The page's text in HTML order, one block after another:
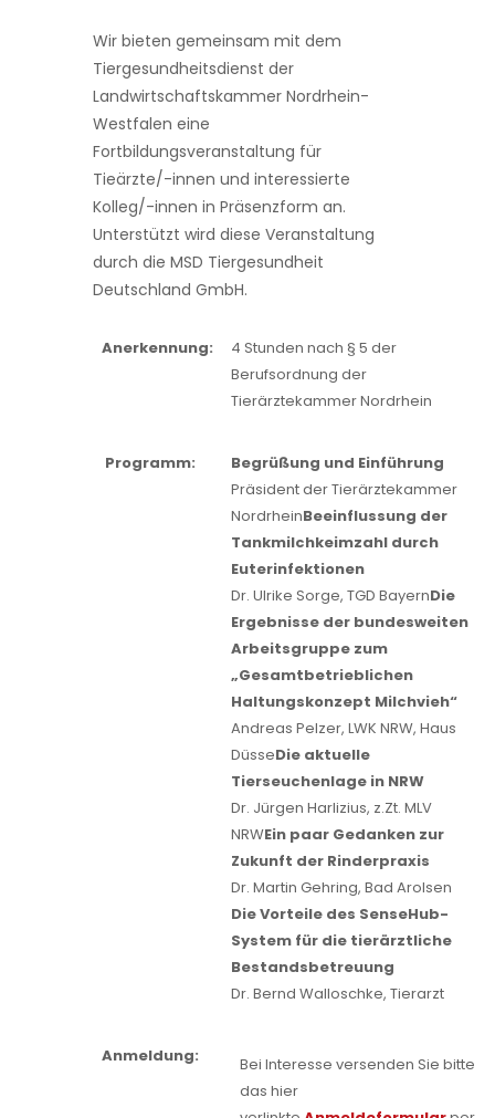
Wir bieten gemeinsam mit dem
Tiergesundheitsdienst der
Landwirtschaftskammer Nordrhein-
Westfalen eine
Fortbildungsveranstaltung für
Tieärzte/-innen und interessierte
Kolleg/-innen in Präsenzform an.
Unterstützt wird diese Veranstaltung
durch die MSD Tiergesundheit
Deutschland GmbH.
Anerkennung:
4 Stunden nach § 5 der
Berufsordnung der
Tierärztekammer Nordrhein
Programm:
Begrüßung und Einführung
Präsident der Tierärztekammer
NordrheinBeeinflussung der
Tankmilchkeimzahl durch
Euterinfektionen
Dr. Ulrike Sorge, TGD BayernDie
Ergebnisse der bundesweiten
Arbeitsgruppe zum
„Gesamtbetrieblichen
Haltungskonzept Milchvieh“
Andreas Pelzer, LWK NRW, Haus
DüsseDie aktuelle
Tierseuchenlage in NRW
Dr. Jürgen Harlizius, z.Zt. MLV
NRWEin paar Gedanken zur
Zukunft der Rinderpraxis
Dr. Martin Gehring, Bad Arolsen
Die Vorteile des SenseHub-
System für die tierärztliche
Bestandsbetreuung
Dr. Bernd Walloschke, Tierarzt
Anmeldung:
Bei Interesse versenden Sie bitte
das hier